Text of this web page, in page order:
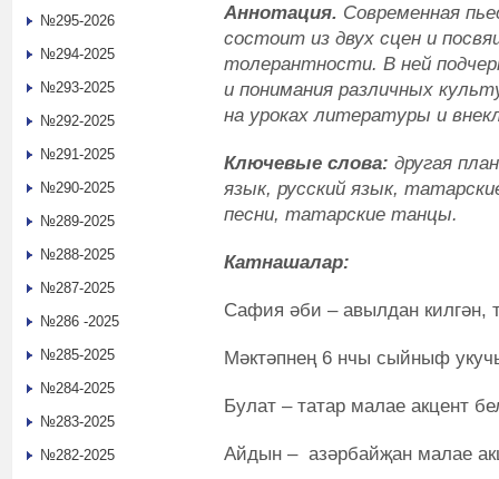
Аннотация. Современная
состоит из двух сцен и
толерантности. В ней
и понимания различных
на уроках литературы и
Ключевые слова: другая
язык, русский язык,
песни, татарские танцы.
Катнашалар:
Сафия әби – авылдан килгән,
Мәктәпнең 6 нчы сыйныф
Булат – татар малае акцент
Айдын – азәрбайҗан малае
№295-2026
№294-2025
№293-2025
№292-2025
№291-2025
№290-2025
№289-2025
№288-2025
№287-2025
№286 -2025
№285-2025
№284-2025
№283-2025
№282-2025